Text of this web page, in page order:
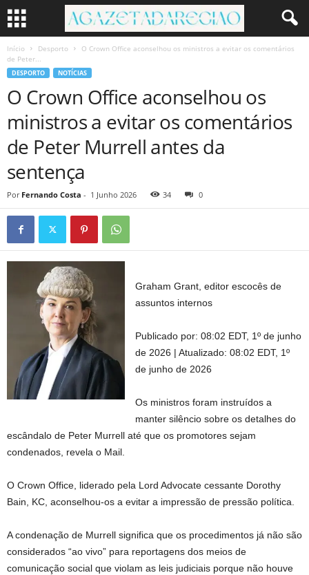
Início Desporto
O Crown Office aconselhou os ministros a evitar os comentários
de Peter...
DESPORTO NOTÍCIAS
O Crown Office aconselhou os
ministros a evitar os comentários
de Peter Murrell antes da
sentença
Por Fernando Costa - 1 Junho 2026 34 0
Graham Grant, editor escocês de
assuntos internos
Publicado por: 08:02 EDT, 1º de junho
de 2026 |Atualizado: 08:02 EDT, 1º
de junho de 2026
Os ministros foram instruídos a
manter silêncio sobre os detalhes do
escândalo de Peter Murrell até que os promotores sejam
condenados, revela o Mail.
O Crown Office, liderado pela Lord Advocate cessante Dorothy
Bain, KC, aconselhou-os a evitar a impressão de pressão política.
A condenação de Murrell significa que os procedimentos já não são
considerados “ao vivo” para reportagens dos meios de
comunicação social que violam as leis judiciais porque não houve